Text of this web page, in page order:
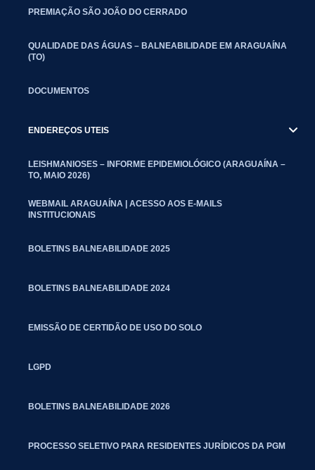
PREMIAÇÃO SÃO JOÃO DO CERRADO
QUALIDADE DAS ÁGUAS – BALNEABILIDADE EM ARAGUAÍNA
(TO)
DOCUMENTOS
ENDEREÇOS UTEIS
LEISHMANIOSES – INFORME EPIDEMIOLÓGICO (ARAGUAÍNA –
TO, MAIO 2026)
WEBMAIL ARAGUAÍNA | ACESSO AOS E-MAILS
INSTITUCIONAIS
BOLETINS BALNEABILIDADE 2025
BOLETINS BALNEABILIDADE 2024
EMISSÃO DE CERTIDÃO DE USO DO SOLO
LGPD
BOLETINS BALNEABILIDADE 2026
PROCESSO SELETIVO PARA RESIDENTES JURÍDICOS DA PGM